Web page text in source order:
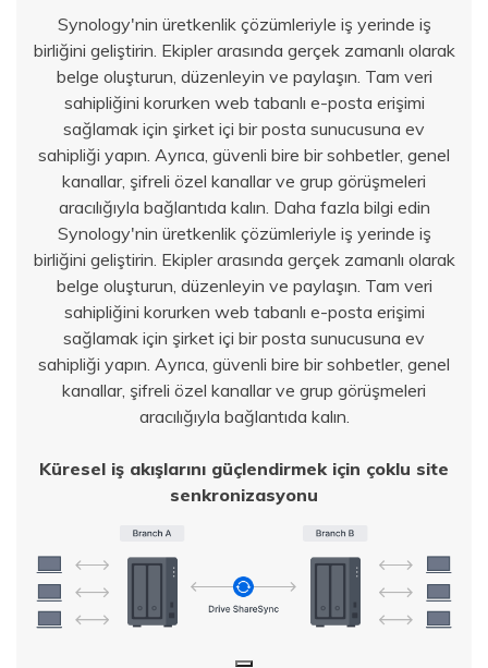
Synology'nin üretkenlik çözümleriyle iş yerinde iş
birliğini geliştirin. Ekipler arasında gerçek zamanlı olarak
belge oluşturun, düzenleyin ve paylaşın. Tam veri
sahipliğini korurken web tabanlı e-posta erişimi
sağlamak için şirket içi bir posta sunucusuna ev
sahipliği yapın. Ayrıca, güvenli bire bir sohbetler, genel
kanallar, şifreli özel kanallar ve grup görüşmeleri
aracılığıyla bağlantıda kalın. Daha fazla bilgi edin
Synology'nin üretkenlik çözümleriyle iş yerinde iş
birliğini geliştirin. Ekipler arasında gerçek zamanlı olarak
belge oluşturun, düzenleyin ve paylaşın. Tam veri
sahipliğini korurken web tabanlı e-posta erişimi
sağlamak için şirket içi bir posta sunucusuna ev
sahipliği yapın. Ayrıca, güvenli bire bir sohbetler, genel
kanallar, şifreli özel kanallar ve grup görüşmeleri
aracılığıyla bağlantıda kalın.
Küresel iş akışlarını güçlendirmek için çoklu site
senkronizasyonu